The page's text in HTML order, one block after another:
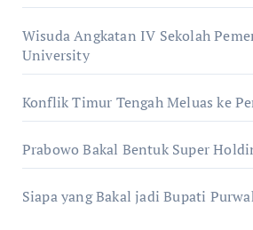
Wisuda Angkatan IV Sekolah
University
Konflik Timur Tengah Meluas ke
Prabowo Bakal Bentuk Super
Siapa yang Bakal jadi Bupati